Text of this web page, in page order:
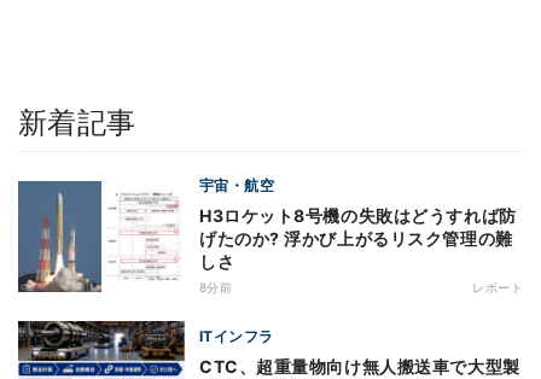
新着記事
宇宙・航空
H3ロケット8号機の失敗はどうすれば防
げたのか? 浮かび上がるリスク管理の難
しさ
8分前 レポート
ITインフラ
CTC、超重量物向け無人搬送車で大型製